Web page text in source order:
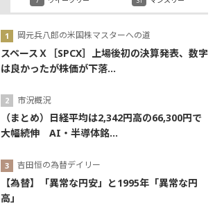
岡元兵八郎の米国株マスターへの道
スペースＸ［SPCX］上場後初の決算発表、数字
は良かったが株価が下落...
市況概況
（まとめ）日経平均は2,342円高の66,300円で
大幅続伸 AI・半導体銘...
吉田恒の為替デイリー
【為替】「異常な円安」と1995年「異常な円
高」